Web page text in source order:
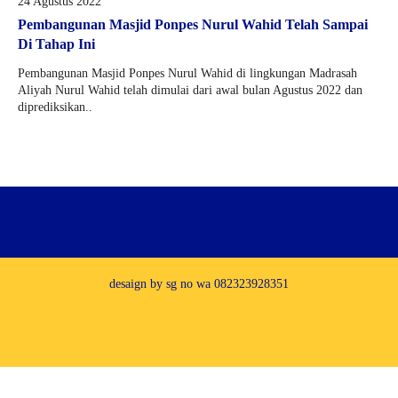
2D
Pembangunan Masjid Ponpes Nurul Wahid Telah Sampai
Di Tahap Ini
Pembangunan Masjid Ponpes Nurul Wahid di lingkungan Madrasah
Aliyah Nurul Wahid telah dimulai dari awal bulan Agustus 2022 dan
diprediksikan..
desaign by sg no wa 082323928351